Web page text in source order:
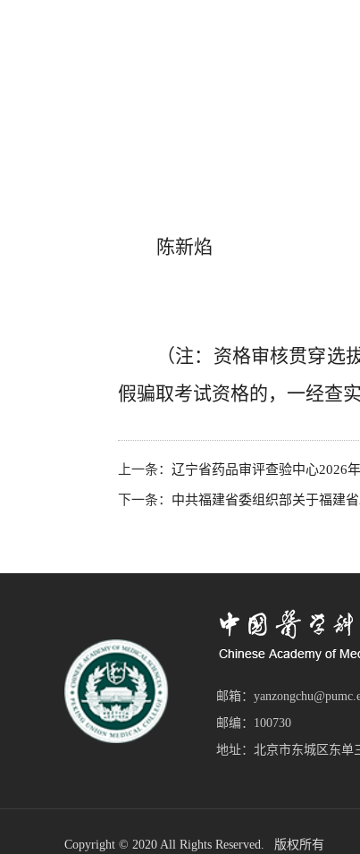
陈新焰
（注：资格审核贯穿
假骗取考试资格的，一经查
上一条： 辽宁省药品审评查验中心2026
下一条： 中共福建省委组织部关于福建
邮箱：
邮编：100730
地址：北京市东城区东单
Copyright © 2020 All Rights Reserved. 版权所有